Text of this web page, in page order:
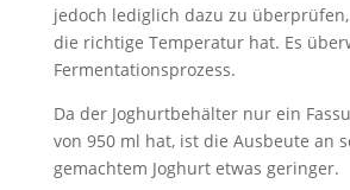
jedoch lediglich dazu zu
die richtige Temperatur hat. Es
Fermentationsprozess.
Da der Joghurtbehälter nur ein
von 950 ml hat, ist die Ausbeute an
gemachtem Joghurt etwas geringer.